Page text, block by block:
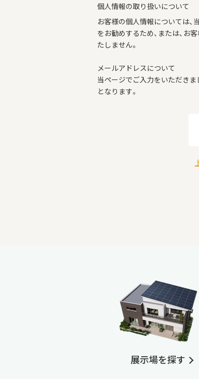
個人情報の取り扱いについて
お客様の個人情報については、
をお勧めするため、または、お
たしません。
メールアドレスについて
当ページでご入力をいただき
となります。
展示場を探す